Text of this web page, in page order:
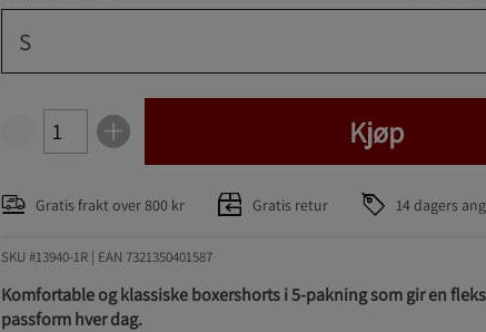
S
Kjøp
Gratis frakt over 800 kr Gratis retur 14 dagers
SKU #13940-1R | EAN 7321350401587
Komfortable og klassiske boxershorts i 5-pakning som gir en
passform hver dag.